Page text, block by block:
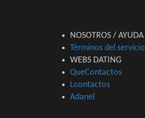
NOSOTROS / AYUDA
Términos del servicio
WEBS DATING
QueContactos
Lcontactos
Adanel